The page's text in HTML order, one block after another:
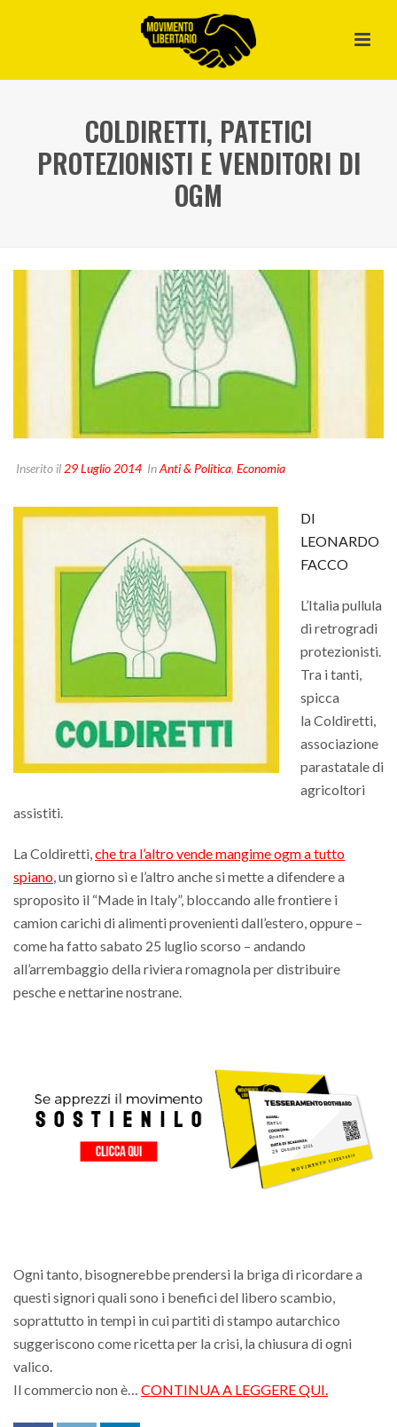
COLDIRETTI, PATETICI
PROTEZIONISTI E VENDITORI DI
OGM
Inserito il 29 Luglio 2014 InAnti & Politica, Economia
DI
LEONARDO
FACCO
L’Italia pullula
di retrogradi
protezionisti.
Tra i tanti,
spicca
la Coldiretti,
associazione
parastatale di
agricoltori
assistiti.
La Coldiretti, che tra l’altro vende mangime ogm a tutto
spiano , un giorno sì e l’altro anche si mette a difendere a
sproposito il “Made in Italy”, bloccando alle frontiere i
camion carichi di alimenti provenienti dall’estero, oppure –
come ha fatto sabato 25 luglio scorso – andando
all’arrembaggio della riviera romagnola per distribuire
pesche e nettarine nostrane.
Ogni tanto, bisognerebbe prendersi la briga di ricordare a
questi signori quali sono i benefici del libero scambio,
soprattutto in tempi in cui partiti di stampo autarchico
suggeriscono come ricetta per la crisi, la chiusura di ogni
valico.
Il commercio non è… CONTINUA A LEGGERE QUI.